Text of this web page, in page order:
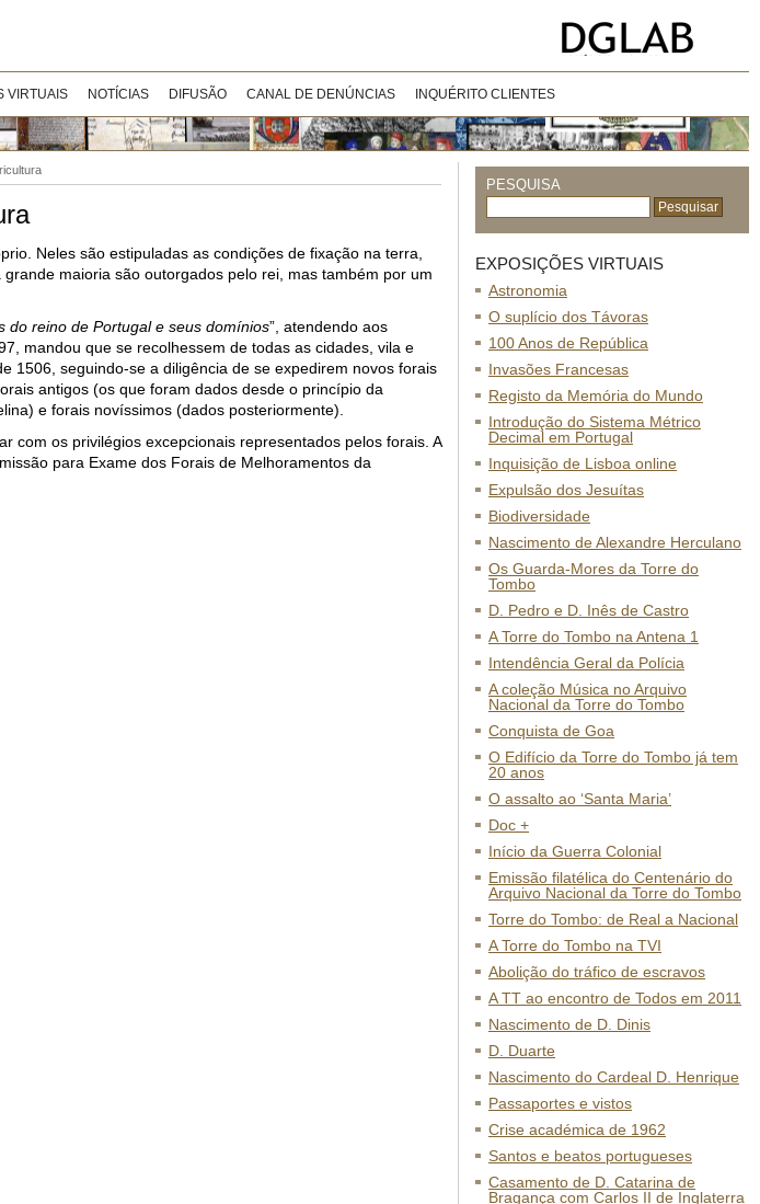
VIRTUAIS NOTÍCIAS DIFUSÃO CANAL DE DENÚNCIAS INQUÉRITO CLIENTES
Neles são estipuladas as condições de fixação na terra,
maioria são outorgados pelo rei, mas também por um
do reino de Portugal e seus domínios”, atendendo aos
mandou que se recolhessem de todas as cidades, vila e
1506, seguindo-se a diligência de se expedirem novos forais
antigos (os que foram dados desde o princípio da
e forais novíssimos (dados posteriormente).
com os privilégios excepcionais representados pelos forais. A
para Exame dos Forais de Melhoramentos da
PESQUISA
EXPOSIÇÕES VIRTUAIS
Astronomia
O suplício dos Távoras
100 Anos de República
Invasões Francesas
Registo da Memória do Mundo
Introdução do Sistema Métrico
Decimal em Portugal
Inquisição de Lisboa online
Expulsão dos Jesuítas
Biodiversidade
Nascimento de Alexandre Herculano
Os Guarda-Mores da Torre do
Tombo
D. Pedro e D. Inês de Castro
A Torre do Tombo na Antena 1
Intendência Geral da Polícia
A coleção Música no Arquivo
Nacional da Torre do Tombo
Conquista de Goa
O Edifício da Torre do Tombo já tem
20 anos
O assalto ao ‘Santa Maria’
Doc +
Início da Guerra Colonial
Emissão filatélica do Centenário do
Arquivo Nacional da Torre do Tombo
Torre do Tombo: de Real a Nacional
A Torre do Tombo na TVI
Abolição do tráfico de escravos
A TT ao encontro de Todos em 2011
Nascimento de D. Dinis
D. Duarte
Nascimento do Cardeal D. Henrique
Passaportes e vistos
Crise académica de 1962
Santos e beatos portugueses
Casamento de D. Catarina de
Bragança com Carlos II de Inglaterra